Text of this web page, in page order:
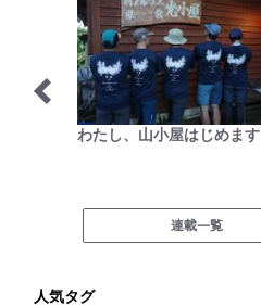
わたし、山小屋はじめます
連載一覧
人気タグ